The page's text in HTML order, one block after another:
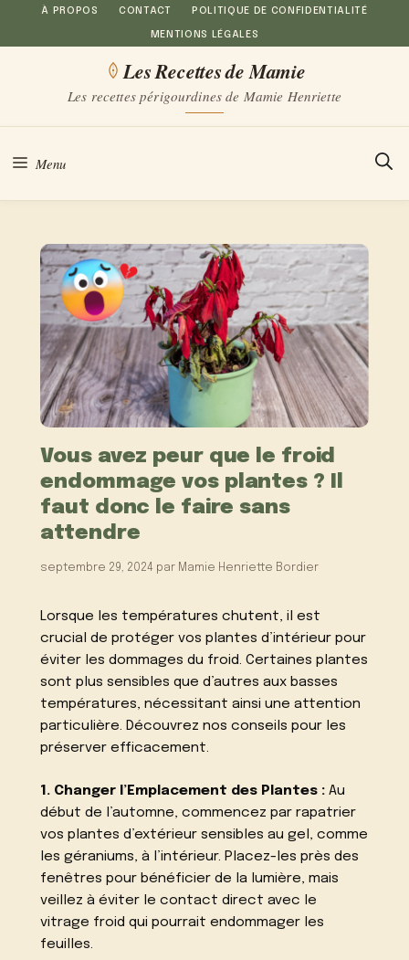
Aller
au
À PROPOS CONTACT POLITIQUE DE CONFIDENTIALITÉ
MENTIONS LÉGALES
Les Recettes de Mamie
Les recettes périgourdines de Mamie Henriette
Menu
Vous avez peur que le froid
endommage vos plantes ? Il
faut donc le faire sans
attendre
septembre 29, 2024 par Mamie Henriette Bordier
Lorsque les températures chutent, il est
crucial de protéger vos plantes d’intérieur pour
éviter les dommages du froid. Certaines plantes
sont plus sensibles que d’autres aux basses
températures, nécessitant ainsi une attention
particulière. Découvrez nos conseils pour les
préserver efficacement.
1. Changer l’Emplacement des Plantes : Au
début de l’automne, commencez par rapatrier
vos plantes d’extérieur sensibles au gel, comme
les géraniums, à l’intérieur. Placez-les près des
fenêtres pour bénéficier de la lumière, mais
veillez à éviter le contact direct avec le
vitrage froid qui pourrait endommager les
feuilles.